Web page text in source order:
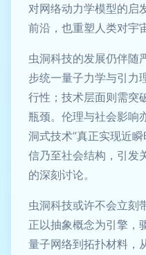
对网络动力学模型的启
前沿，也重塑人类对宇
虫洞科技的发展仍伴随
步统一量子力学与引力
行性；技术层面则需突
瓶颈。伦理与社会影响
洞式技术”真正实现近
信乃至社会结构，引发
的深刻讨论。
虫洞科技或许不会立刻
正以抽象概念为引擎，
量子网络到拓扑材料，